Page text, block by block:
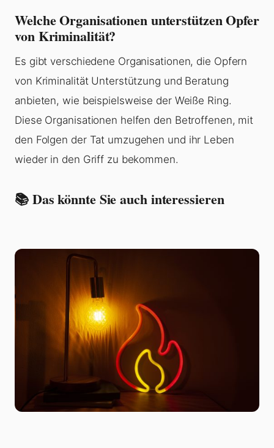
Welche Organisationen unterstützen Opfer
von Kriminalität?
Es gibt verschiedene Organisationen, die Opfern
von Kriminalität Unterstützung und Beratung
anbieten, wie beispielsweise der Weiße Ring.
Diese Organisationen helfen den Betroffenen, mit
den Folgen der Tat umzugehen und ihr Leben
wieder in den Griff zu bekommen.
📚 Das könnte Sie auch interessieren